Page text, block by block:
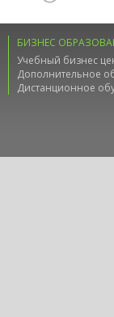
БИЗНЕС
Учебный бизнес
Дополнительное
Дистанционное